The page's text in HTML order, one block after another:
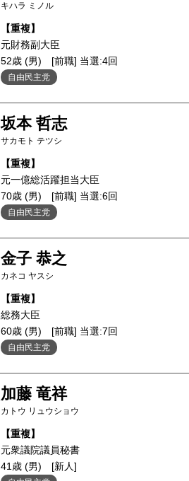
キハラ ミノル
【重複】
元財務副大臣
52歳 (男)
[前職] 当選:4回
自由民主党
坂本 哲志
サカモト テツシ
【重複】
元一億総活躍担当大臣
70歳 (男)
[前職] 当選:6回
自由民主党
金子 恭之
カネコ ヤスシ
【重複】
総務大臣
60歳 (男)
[前職] 当選:7回
自由民主党
加藤 竜祥
カトウ リュウショウ
【重複】
元衆議院議員秘書
41歳 (男)
[新人]